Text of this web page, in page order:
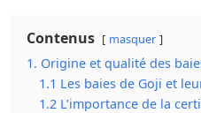
Contenus masquer
1. Origine et qualité des
1.1 Les baies de Goji et
1.2 L’importance de la